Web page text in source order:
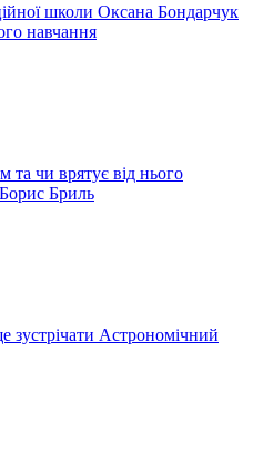
школи Оксана Бондарчук
навчання
та чи врятує від нього
Бриль
зустрічати Астрономічний